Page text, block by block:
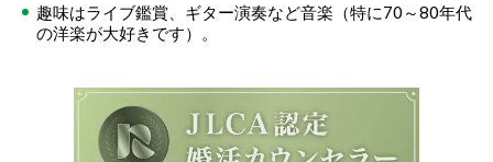
趣味はライブ鑑賞、ギター演奏など音楽（特に70～80年代
の洋楽が大好きです）。